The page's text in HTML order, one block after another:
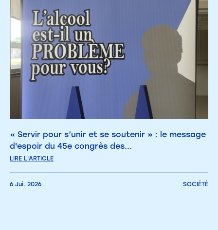
« Servir pour s’unir et se soutenir » : le message
d'espoir du 45e congrès des...
LIRE L'ARTICLE
6 Jui. 2026 SOCIÉTÉ